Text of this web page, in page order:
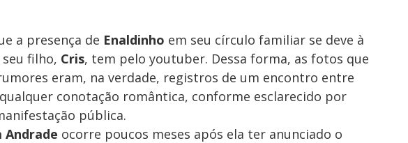
a presença de Enaldinho em seu círculo familiar se deve à
filho, Cris, tem pelo youtuber. Dessa forma, as fotos que
eram, na verdade, registros de um encontro entre
conotação romântica, conforme esclarecido por
pública.
Andrade ocorre poucos meses após ela ter anunciado o